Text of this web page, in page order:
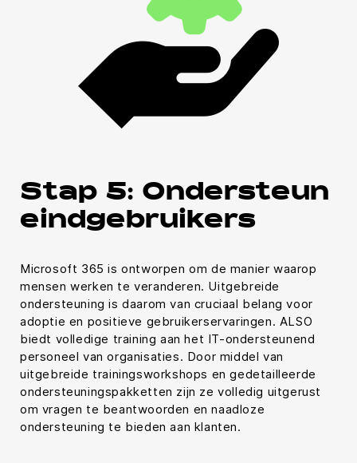
Stap 5: Ondersteun
eindgebruikers
Microsoft 365 is ontworpen om de manier waarop
mensen werken te veranderen. Uitgebreide
ondersteuning is daarom van cruciaal belang voor
adoptie en positieve gebruikerservaringen. ALSO
biedt volledige training aan het IT-ondersteunend
personeel van organisaties. Door middel van
uitgebreide trainingsworkshops en gedetailleerde
ondersteuningspakketten zijn ze volledig uitgerust
om vragen te beantwoorden en naadloze
ondersteuning te bieden aan klanten.